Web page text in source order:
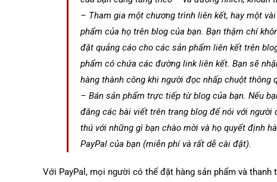
– Tham gia một chương trình liên kết, hay một
phẩm của họ trên blog của bạn. Bạn thậm chí
đặt quảng cáo cho các sản phẩm liên kết trên
phẩm có chứa các đường link liên kết. Bạn sẽ
hàng thành công khi người đọc nhấp chuột
– Bán sản phẩm trực tiếp từ blog của bạn. Nếu
đăng các bài viết trên trang blog để nói với
thú với những gì bạn chào mời và họ quyết định
PayPal của bạn (miễn phí và rất dễ cài đặt).
Với PayPal, mọi người có thể đặt hàng sản phẩm và